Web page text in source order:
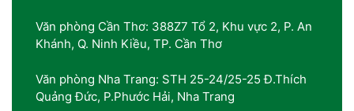
Văn phòng Cần Thơ: 388Z7 Tổ 2, Khu vực 2, P. An
Khánh, Q. Ninh Kiều, TP. Cần Thơ
Văn phòng Nha Trang: STH 25-24/25-25 Đ.Thích
Quảng Đức, P.Phước Hải, Nha Trang